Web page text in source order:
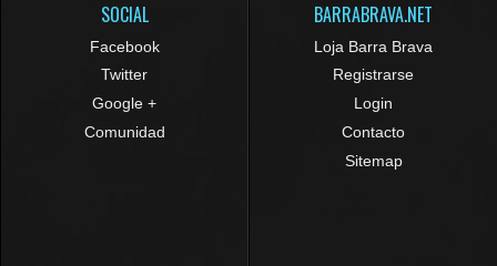
SOCIAL
Facebook
Twitter
Google +
Comunidad
BARRABRAVA.NET
Loja Barra Brava
Registrarse
Login
Contacto
Sitemap